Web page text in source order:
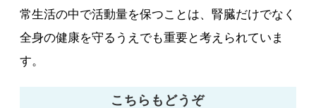
常生活の中で活動量を保つことは、腎臓だけでなく
全身の健康を守るうえでも重要と考えられていま
す。
こちらもどうぞ